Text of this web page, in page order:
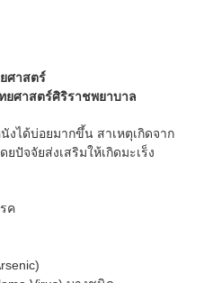
ศาสตร์
ศาสตร์ศิริราชพยาบาล
บ่อยมากขึ้น สาเหตุเกิดจาก
ปัจจัยส่งเสริมให้เกิดมะเร็ง
ค